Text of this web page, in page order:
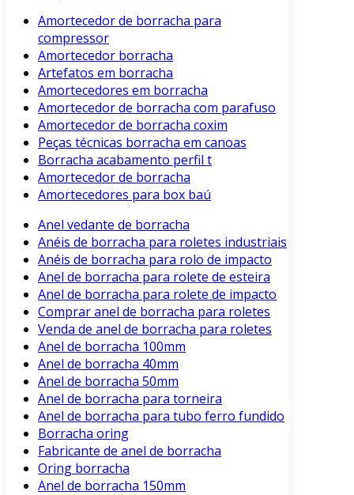
Amortecedor de borracha para
compressor
Amortecedor borracha
Artefatos em borracha
Amortecedores em borracha
Amortecedor de borracha com parafuso
Amortecedor de borracha coxim
Peças técnicas borracha em canoas
Borracha acabamento perfil t
Amortecedor de borracha
Amortecedores para box baú
Anel vedante de borracha
Anéis de borracha para roletes industriais
Anéis de borracha para rolo de impacto
Anel de borracha para rolete de esteira
Anel de borracha para rolete de impacto
Comprar anel de borracha para roletes
Venda de anel de borracha para roletes
Anel de borracha 100mm
Anel de borracha 40mm
Anel de borracha 50mm
Anel de borracha para torneira
Anel de borracha para tubo ferro fundido
Borracha oring
Fabricante de anel de borracha
Oring borracha
Anel de borracha 150mm